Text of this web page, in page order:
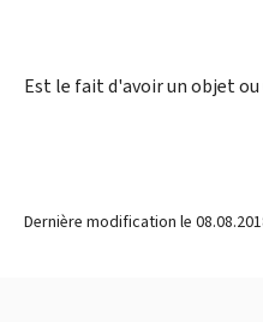
Est le fait d'avoir un objet ou
Dernière modification le